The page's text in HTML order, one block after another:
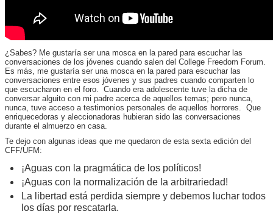
¿Sabes? Me gustaría ser una mosca en la pared para escuchar las
conversaciones de los jóvenes cuando salen del College Freedom Forum.
Es más, me gustaría ser una mosca en la pared para escuchar las
conversaciones entre esos jóvenes y sus padres cuando comparten lo
que escucharon en el foro. Cuando era adolescente tuve la dicha de
conversar alguito con mi padre acerca de aquellos temas; pero nunca,
nunca, tuve acceso a testimonios personales de aquellos horrores. Que
enriquecedoras y aleccionadoras hubieran sido las conversaciones
durante el almuerzo en casa.
Te dejo con algunas ideas que me quedaron de esta sexta edición del
CFF/UFM:
¡Aguas con la pragmática de los políticos!
¡Aguas con la normalización de la arbitrariedad!
La libertad está perdida siempre y debemos luchar todos
los días por rescatarla.